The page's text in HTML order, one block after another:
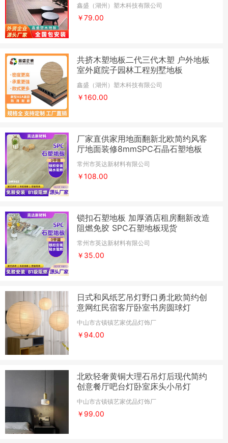
鑫盛（湖州）塑木科技有限公司
￥79.00
共挤木塑地板二代三代木塑 户外地板
室外庭院子园林工程别墅地板
鑫盛（湖州）塑木科技有限公司
￥160.00
厂家直供家用地面翻新北欧简约风客
厅地面装修8mmSPC石晶石塑地板
常州市英达新材料有限公司
￥108.00
锁扣石塑地板 加厚酒店租房翻新改造
阻燃免胶 SPC石塑地板现货
常州市英达新材料有限公司
￥35.00
日式和风纸艺吊灯野口勇北欧简约创
意网红民宿客厅卧室书房圆球灯
中山市古镇镇艺家优品灯饰厂
￥94.00
北欧轻奢黄铜大理石吊灯后现代简约
创意餐厅吧台灯卧室床头小吊灯
中山市古镇镇艺家优品灯饰厂
￥99.00